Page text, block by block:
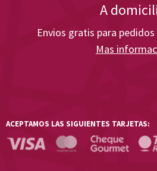
A
Envios gratis para
Mas
ACEPTAMOS LAS SIGUIENTES TARJETAS: